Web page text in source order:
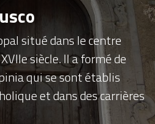
situé dans le centre
siècle. Il a formé de
qui se sont établis
et dans des carrières